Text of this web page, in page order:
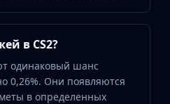
в CS2?
одинаковый шанс
0,26%. Они появляются
в определенных